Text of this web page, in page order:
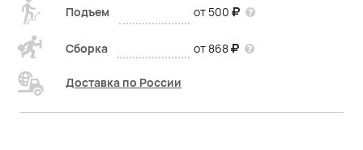
Подъем от 500
Сборка от 868
Доставка по России